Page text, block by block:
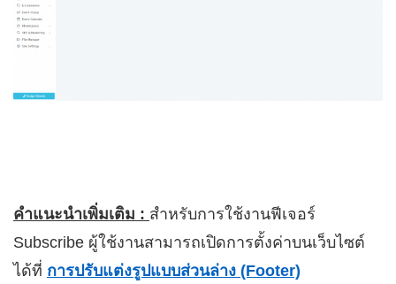
คำแนะนำเพิ่มเติม : สำหรับการใช้งานฟีเจอร์
Subscribe ผู้ใช้งานสามารถเปิดการตั้งค่าบนเว็บไซต์
ได้ที่ การปรับแต่งรูปแบบส่วนล่าง (Footer)